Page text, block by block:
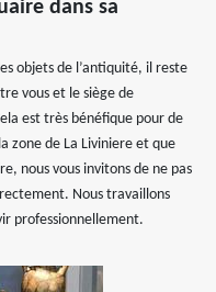
dans sa
objets de l’antiquité, il reste
vous et le siège de
est très bénéfique pour de
zone de La Liviniere et que
nous vous invitons de ne pas
Nous travaillons
professionnellement.